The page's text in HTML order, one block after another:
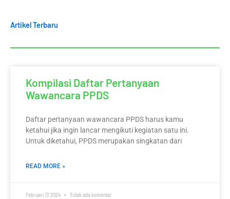
Artikel Terbaru
Kompilasi Daftar Pertanyaan
Wawancara PPDS
Daftar pertanyaan wawancara PPDS harus kamu
ketahui jika ingin lancar mengikuti kegiatan satu ini.
Untuk diketahui, PPDS merupakan singkatan dari
READ MORE »
Februari 17, 2024 Tidak ada komentar